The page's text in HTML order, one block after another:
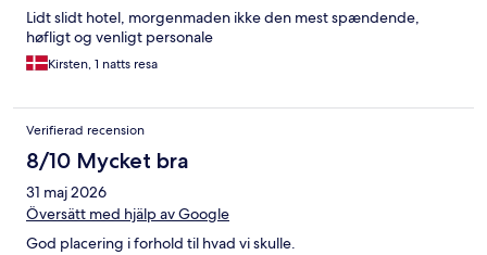
Lidt slidt hotel, morgenmaden ikke den mest spændende,
høfligt og venligt personale
Kirsten, 1 natts resa
Verifierad recension
8/10 Mycket bra
31 maj 2026
Översätt med hjälp av Google
God placering i forhold til hvad vi skulle.